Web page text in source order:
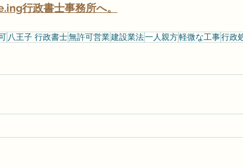
行政書士事務所へ。
八王子 行政書士無許可営業建設業法一人親方軽微な工事行政